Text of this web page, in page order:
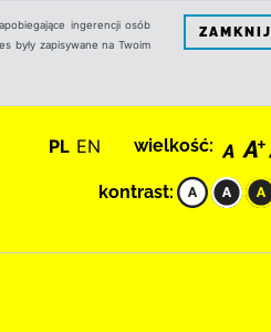
ingerencji osób
były zapisywane na Twoim
ZAMKNIJ
PL EN wielkość:
kontrast: